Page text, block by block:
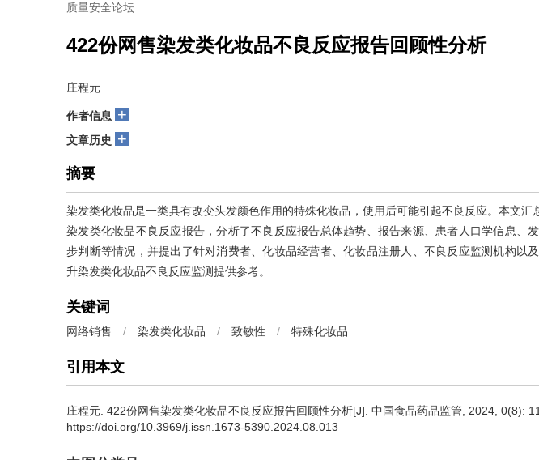
质量安全论坛
422份网售染发类化妆品不良反应报告回顾性分析
庄程元
作者信息 +
文章历史 +
摘要
染发类化妆品是一类具有改变头发颜色作用的特殊化妆品，使用后可能引起不良反应。本文汇
染发类化妆品不良反应报告，分析了不良反应报告总体趋势、报告来源、患者人口学信息、
步判断等情况，并提出了针对消费者、化妆品经营者、化妆品注册人、不良反应监测机构以
升染发类化妆品不良反应监测提供参考。
关键词
网络销售 / 染发类化妆品 / 致敏性 / 特殊化妆品
引用本文
庄程元. 422份网售染发类化妆品不良反应报告回顾性分析[J]. 中国食品药品监管, 2024, 0(8):
https://doi.org/10.3969/j.issn.1673-5390.2024.08.013